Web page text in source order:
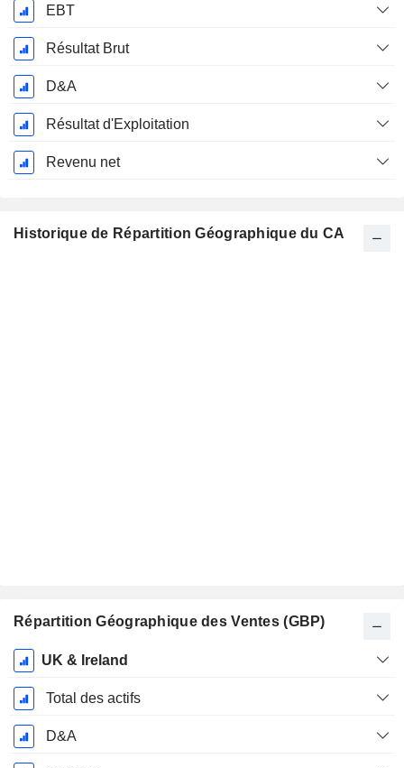
EBT
Résultat Brut
D&A
Résultat d'Exploitation
Revenu net
Historique de Répartition Géographique du CA
Répartition Géographique des Ventes (GBP)
Période
Fiscale:
Janvier
UK & Ireland
Total des actifs
D&A